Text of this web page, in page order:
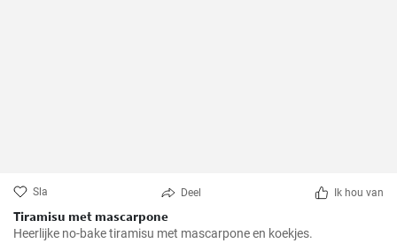
Sla Deel Ik hou van
Tiramisu met mascarpone
Heerlijke no-bake tiramisu met mascarpone en koekjes.